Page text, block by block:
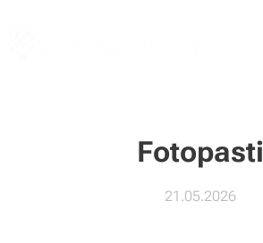
Fotopasti
21.05.2026